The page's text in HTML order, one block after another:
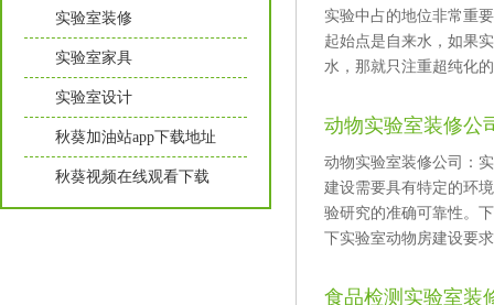
实验室装修
实验室家具
实验室设计
秋葵加油站app下载地址
秋葵视频在线观看下载
实验中占的地位非常重要
起始点是自来水，如
水，那就只注重超纯化
动物实验室装修公
动物实验室装修公司：
建设需要具有特定的环境
验研究的准确可靠性
下实验室动物房建设要
食品检测实验室装